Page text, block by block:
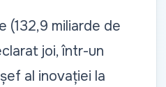
(132,9 miliarde de
joi, într-un
al inovației la